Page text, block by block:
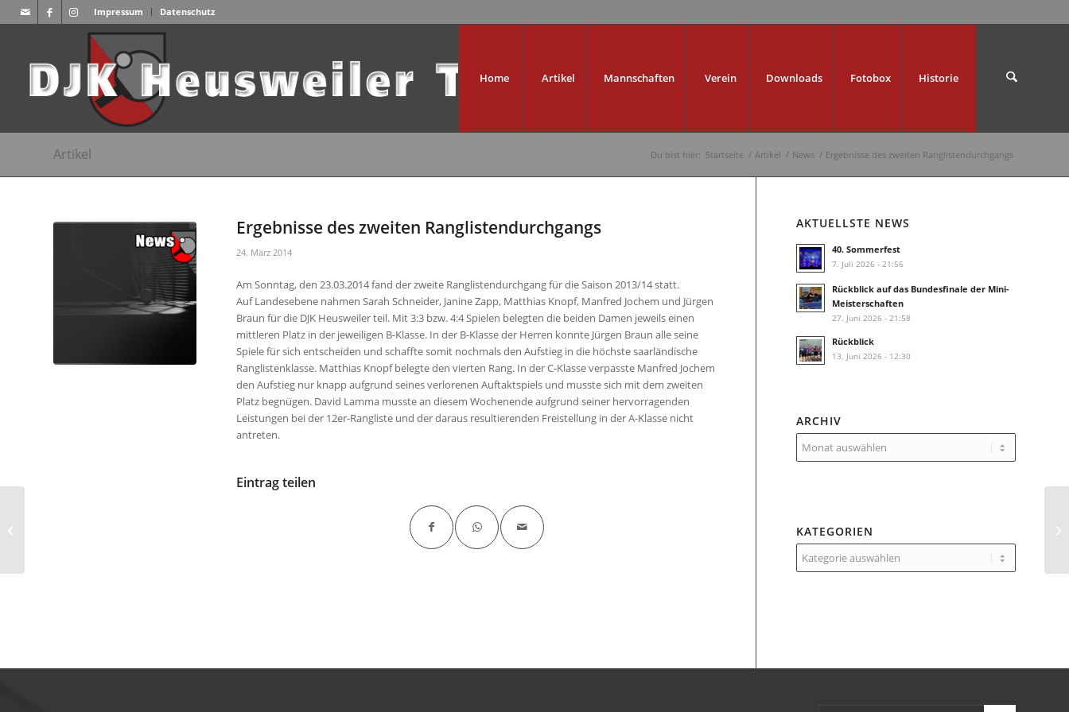
Impressum Datenschutz
Home Artikel Mannschaften Verein Downloads Fotobox Historie
Artikel Du bist hier: Startseite / Artikel / News / Ergebnisse des zweiten Ranglistendurchgangs
Ergebnisse des zweiten Ranglistendurchgangs
24. März 2014
Am Sonntag, den 23.03.2014 fand der zweite Ranglistendurchgang für die Saison 2013/14 statt.
Auf Landesebene nahmen Sarah Schneider, Janine Zapp, Matthias Knopf, Manfred Jochem und Jürgen
Braun für die DJK Heusweiler teil. Mit 3:3 bzw. 4:4 Spielen belegten die beiden Damen jeweils einen
mittleren Platz in der jeweiligen B-Klasse. In der B-Klasse der Herren konnte Jürgen Braun alle seine
Spiele für sich entscheiden und schaffte somit nochmals den Aufstieg in die höchste saarländische
Ranglistenklasse. Matthias Knopf belegte den vierten Rang. In der C-Klasse verpasste Manfred Jochem
den Aufstieg nur knapp aufgrund seines verlorenen Auftaktspiels und musste sich mit dem zweiten
Platz begnügen. David Lamma musste an diesem Wochenende aufgrund seiner hervorragenden
Leistungen bei der 12er-Rangliste und der daraus resultierenden Freistellung in der A-Klasse nicht
antreten.
Eintrag teilen
AKTUELLSTE NEWS
40. Sommerfest
7. Juli 2026 - 21:56
Rückblick auf das Bundesfinale der Mini-
Meisterschaften
27. Juni 2026 - 21:58
Rückblick
13. Juni 2026 - 12:30
ARCHIV
KATEGORIEN
Kategorien